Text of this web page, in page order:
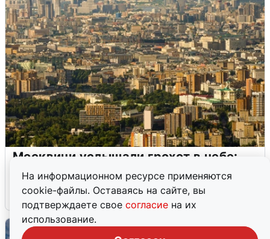
На информационном ресурсе применяются
cookie-файлы. Оставаясь на сайте, вы
подтверждаете свое согласие на их
использование.
Москвичи услышали грохот в небе:
подробности
7 августа 0